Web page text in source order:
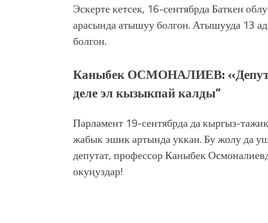
Эскерте кетсек, 16-сентябрда Баткен
арасында атышуу болгон. Атышууда 13
болгон.
Каныбек ОСМОНАЛИЕВ:
деле эл кызыкпай калды”
Парламент 19-сентябрда да кыргыз-
жабык эшик артында уккан. Бу жолу да
депутат, профессор Каныбек
окуңуздар!